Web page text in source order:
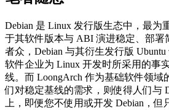
Debian 是 Linux 发行版生态中，最为
于其软件版本与 ABI 演进稳定、部署
者众，Debian 与其衍生发行版
软件企业为 Linux 开发时所采用的事
线。而 LoongArch 作为基础软件领域
们对稳定基线的需求，则使得人们与
上，即便您不使用或开发 Debian，但